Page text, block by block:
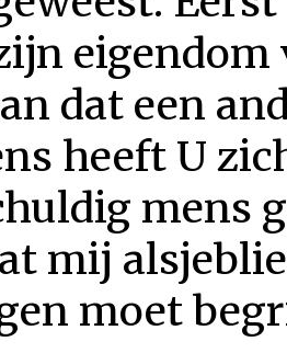
eigendom
dat een
heeft U
mens
mij
moet